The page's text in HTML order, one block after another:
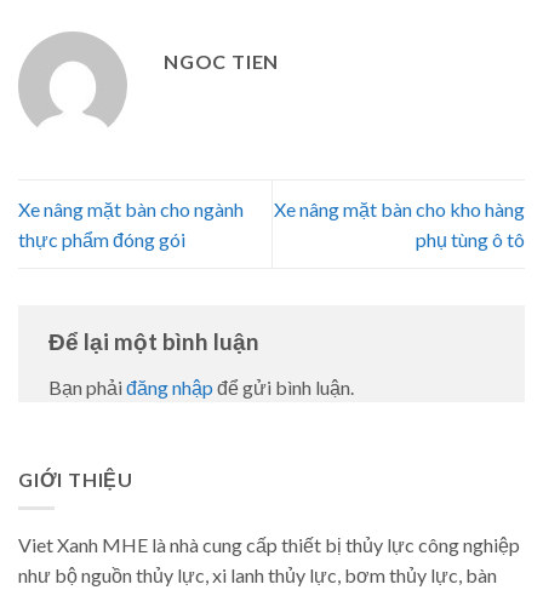
NGOC TIEN
Xe nâng mặt bàn cho ngành
thực phẩm đóng gói
Xe nâng mặt bàn cho kho hàng
phụ tùng ô tô
Để lại một bình luận
Bạn phải đăng nhập để gửi bình luận.
GIỚI THIỆU
Viet Xanh MHE là nhà cung cấp thiết bị thủy lực công nghiệp
như bộ nguồn thủy lực, xi lanh thủy lực, bơm thủy lực, bàn